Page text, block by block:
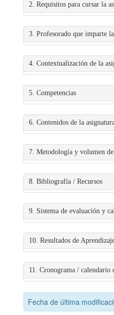
2. Requisitos para cursar la
3. Profesorado que imparte
4. Contextualización de la
5. Competencias
6. Contenidos de la
7. Metodología y volumen
8. Bibliografía / Recursos
9. Sistema de evaluación y
10. Resultados de
11. Cronograma / calendario
Fecha de última